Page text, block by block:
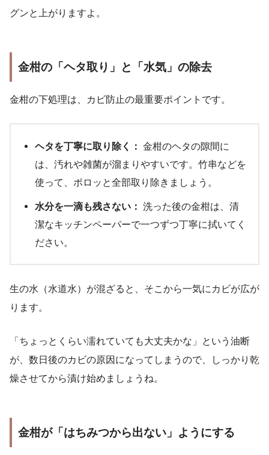
グンと上がりますよ。
金柑の「ヘタ取り」と「水気」の除去
金柑の下処理は、カビ防止の最重要ポイントです。
ヘタを丁寧に取り除く： 金柑のヘタの隙間に
は、汚れや雑菌が溜まりやすいです。竹串などを
使って、ポロッと全部取り除きましょう。
水分を一滴も残さない： 洗った後の金柑は、清
潔なキッチンペーパーで一つずつ丁寧に拭いてく
ださい。
生の水（水道水）が混ざると、そこから一気にカビが広が
ります。
「ちょっとくらい濡れていても大丈夫かな」という油断
が、数日後のカビの原因になってしまうので、しっかり乾
燥させてから漬け始めましょうね。
金柑が「はちみつから出ない」ようにする